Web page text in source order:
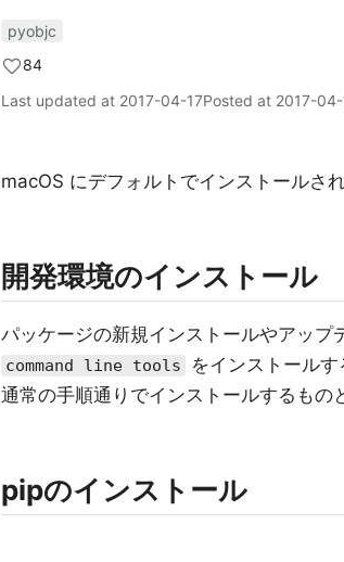
pyobjc
84
Last updated at 2017-04-17Posted at 2017-
macOS にデフォルトでインストールさ
開発環境のインストール
パッケージの新規インストールやアッ
command line tools
をインストール
通常の手順通りでインストールするもの
pipのインストール